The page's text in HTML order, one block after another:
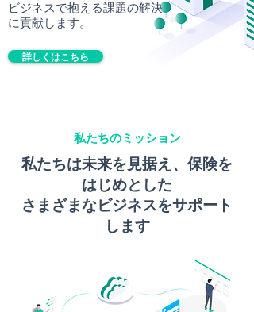
ビジネスで抱える課題の解決
に貢献します。
詳しくはこちら
私たちのミッション
私たちは未来を見据え、保険を
はじめとした
さまざまなビジネスをサポート
します